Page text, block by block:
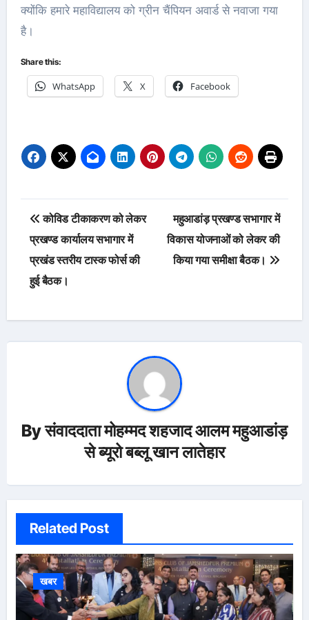
क्योंकि हमारे महाविद्यालय को ग्रीन चैंपियन अवार्ड से नवाजा गया
है।
Share this:
WhatsApp X Facebook
Post
navigation
कोविड टीकाकरण को लेकर
प्रखण्ड कार्यालय सभागार में
प्रखंड स्तरीय टास्क फोर्स की
हुई बैठक।
महुआडांड़ प्रखण्ड सभागार में
विकास योजनाओं को लेकर की
किया गया समीक्षा बैठक।
Byसंवाददाता मोहम्मद शहजाद आलम महुआडांड़
से ब्यूरो बब्लू खान लातेहार
Related Post
खबर